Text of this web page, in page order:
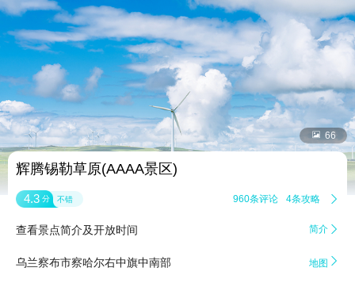
 66
辉腾锡勒草原(AAAA景区)
4.3 分 不错 960条评论 4条攻略 
查看景点简介及开放时间 简介 
乌兰察布市察哈尔右中旗中南部 地图 
